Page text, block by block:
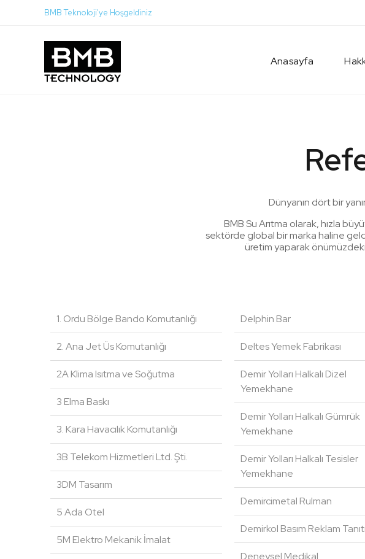
BMB Teknoloji'ye Hoşgeldiniz
Anasayfa
Dünyanın dört bir
BMB Su Arıtma olarak, hızla
sektörde global bir marka haline
üretim yaparak önümüzdeki
1. Ordu Bölge Bando Komutanlığı
2. Ana Jet Üs Komutanlığı
2A Klima Isıtma ve Soğutma
3 Elma Baskı
3. Kara Havacılık Komutanlığı
3B Telekom Hizmetleri Ltd. Şti.
3DM Tasarım
5 Ada Otel
5M Elektro Mekanik İmalat
Delphin Bar
Deltes Yemek Fabrikası
Demir Yolları Halkalı Dizel
Yemekhane
Demir Yolları Halkalı Gümrük
Yemekhane
Demir Yolları Halkalı Tesisler
Yemekhane
Demircimetal Rulman
Demirkol Basım Reklam